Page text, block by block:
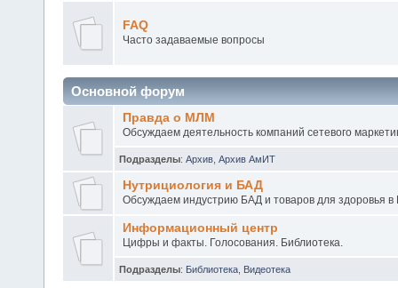
FAQ
Часто задаваемые вопросы
Основной форум
Правда о МЛМ
Обсуждаем деятельность компаний сетевого
Подразделы: Архив Архив АмИТ
Нутрициология и БАД
Обсуждаем индустрию БАД и товаров для здоровья
Информационный центр
Цифры и факты. Голосования. Библиотека.
Подразделы: Библиотека Видеотека